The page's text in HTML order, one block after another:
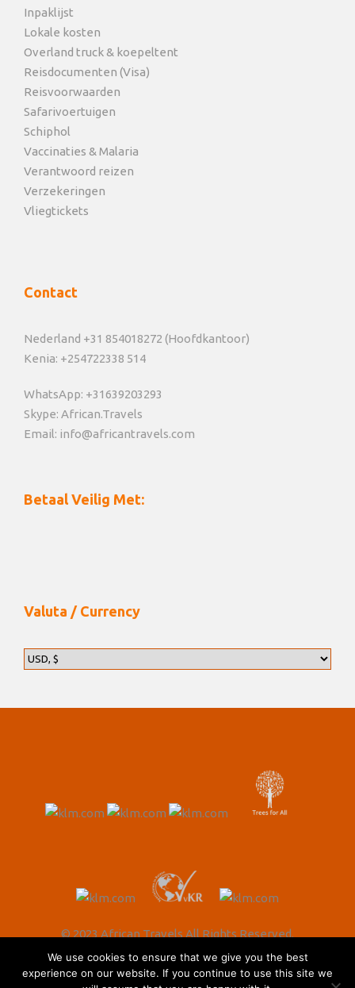
Inpaklijst
Lokale kosten
Overland truck & koepeltent
Reisdocumenten (Visa)
Reisvoorwaarden
Safarivoertuigen
Schiphol
Vaccinaties & Malaria
Verantwoord reizen
Verzekeringen
Vliegtickets
Contact
Nederland +31 854018272 (Hoofdkantoor)
Kenia: +254722338 514
WhatsApp: +31639203293
Skype: African.Travels
Email: info@africantravels.com
Betaal Veilig Met:
Valuta / Currency
© 2023 African Travels All Rights Reserved.
We use cookies to ensure that we give you the best
experience on our website. If you continue to use this site we